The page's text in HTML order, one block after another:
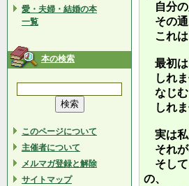
愛・夫婦・結婚の本
一覧
本の検索
このページについて
主催者について
メルマガ登録と解除
サイトマップ
自分の
その通
これは
最初は
しれま
なじむ
しれま
実は私
それが
そして
の、